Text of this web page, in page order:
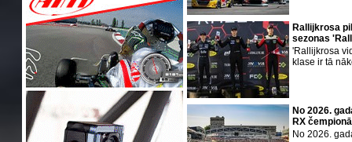
Rallijkrosa
sezonas
'Rallijkrosa
klase ir tā
No 2026.
RX
No 2026.